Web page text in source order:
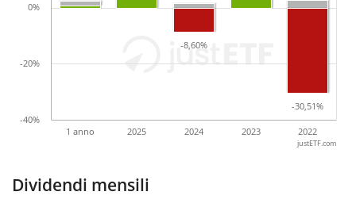
-8,60%
-8,60%
-30,51%
-30,51%
1 anno 2025 2024 2023 2022
-40%
-20%
0%
justETF.com
Dividendi mensili